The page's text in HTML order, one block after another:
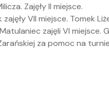
Zajęły II miejsce.
VII miejsce. Tomek
zajęli VI miejsce.
za pomoc na